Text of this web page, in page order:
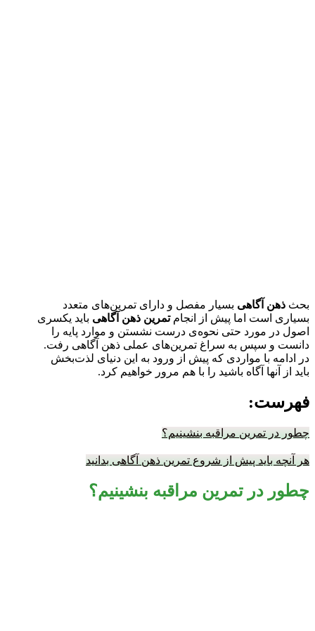
بحث ذهن آگاهی بسیار مفصل و دارای تمرین‌های متعدد
بسیاری است اما پیش از انجامتمرین‌ ذهن آگاهی باید یکسری
اصول در مورد حتی نحوه‌ی درست نشستن و موارد پایه را
دانست و سپس به سراغ تمرین‌های عملی ذهن آگاهی رفت.
در ادامه با مواردی که پیش از ورود به این دنیای لذت‌بخش
باید از آنها آگاه باشید را با هم مرور خواهیم کرد.
فهرست:
چطور در تمرین مراقبه بنشینیم؟
هر آنچه باید پیش از شروع تمرین‌ ذهن آگاهی بدانید
چطور در تمرین مراقبه بنشینیم؟